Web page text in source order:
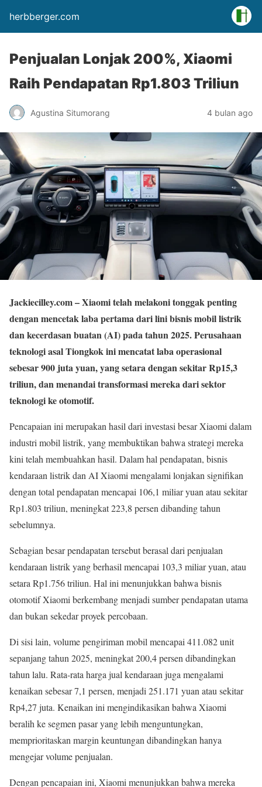
herbberger.com
Penjualan Lonjak 200%, Xiaomi
Raih Pendapatan Rp1.803 Triliun
Agustina Situmorang 4 bulan ago
Jackiecilley.com– Xiaomi telah melakoni tonggak penting
dengan mencetak laba pertama dari lini bisnis mobil listrik
dan kecerdasan buatan (AI) pada tahun 2025. Perusahaan
teknologi asal Tiongkok ini mencatat laba operasional
sebesar 900 juta yuan, yang setara dengan sekitar Rp15,3
triliun, dan menandai transformasi mereka dari sektor
teknologi ke otomotif.
Pencapaian ini merupakan hasil dari investasi besar Xiaomi dalam
industri mobil listrik, yang membuktikan bahwa strategi mereka
kini telah membuahkan hasil. Dalam hal pendapatan, bisnis
kendaraan listrik dan AI Xiaomi mengalami lonjakan signifikan
dengan total pendapatan mencapai 106,1 miliar yuan atau sekitar
Rp1.803 triliun, meningkat 223,8 persen dibanding tahun
sebelumnya.
Sebagian besar pendapatan tersebut berasal dari penjualan
kendaraan listrik yang berhasil mencapai 103,3 miliar yuan, atau
setara Rp1.756 triliun. Hal ini menunjukkan bahwa bisnis
otomotif Xiaomi berkembang menjadi sumber pendapatan utama
dan bukan sekedar proyek percobaan.
Di sisi lain, volume pengiriman mobil mencapai 411.082 unit
sepanjang tahun 2025, meningkat 200,4 persen dibandingkan
tahun lalu. Rata-rata harga jual kendaraan juga mengalami
kenaikan sebesar 7,1 persen, menjadi 251.171 yuan atau sekitar
Rp4,27 juta. Kenaikan ini mengindikasikan bahwa Xiaomi
beralih ke segmen pasar yang lebih menguntungkan,
memprioritaskan margin keuntungan dibandingkan hanya
mengejar volume penjualan.
Dengan pencapaian ini, Xiaomi menunjukkan bahwa mereka